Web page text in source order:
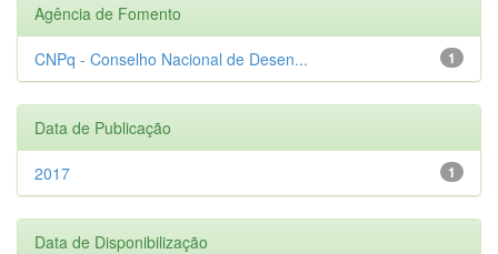
Agência de Fomento
1
CNPq - Conselho Nacional de Desen...
Data de Publicação
1
2017
Data de Disponibilização